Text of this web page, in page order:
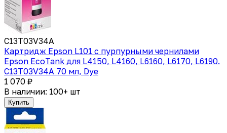
C13T03V34A
Картридж Epson L101 с пурпурными чернилами
Epson EcoTank для L4150, L4160, L6160, L6170, L6190.
C13T03V34A 70 мл, Dye
1 070 ₽
В наличии: 100+ шт
Купить